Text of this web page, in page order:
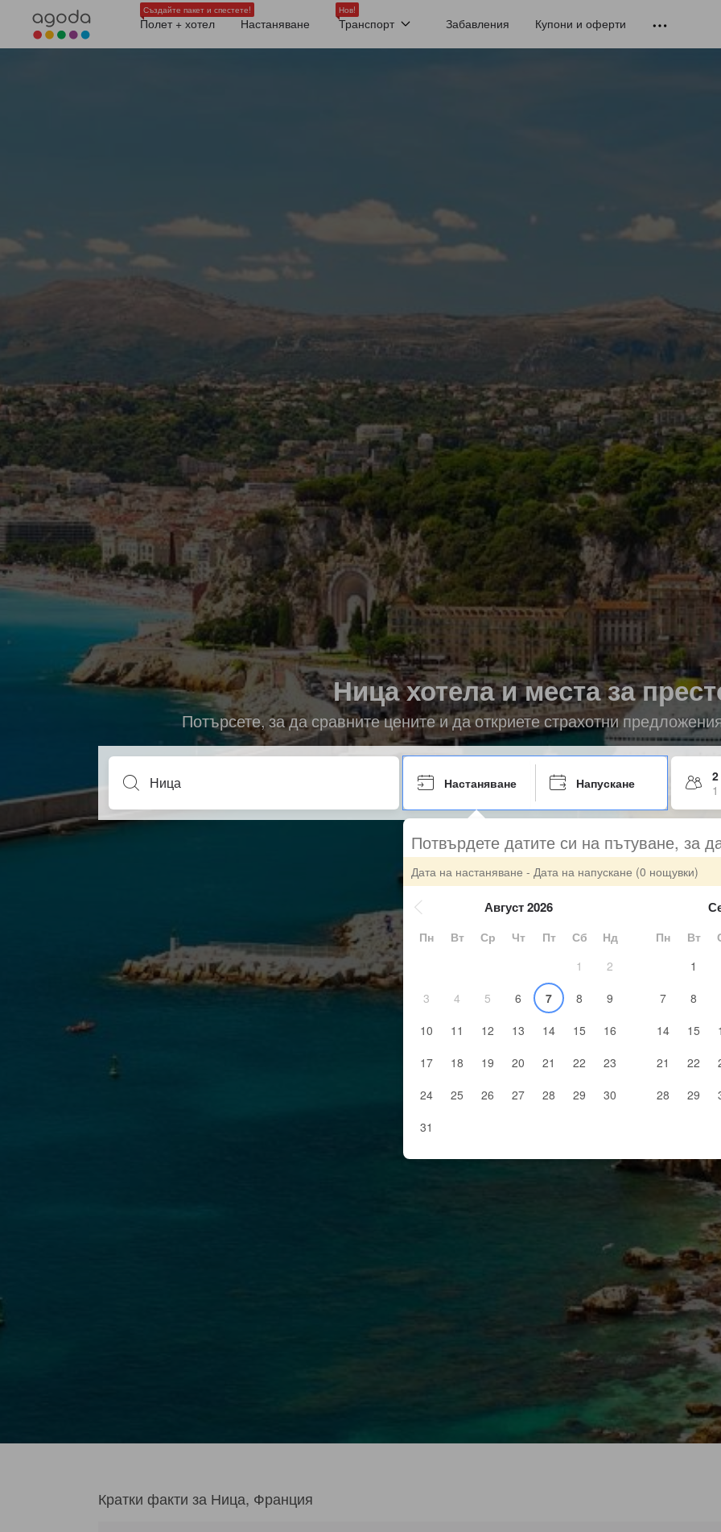
Създайте пакет и спестете!
Полет + хотел Настаняване
Нов!
Транспорт Забавления Купони и оферти
Ница хотела и места за
Потърсете, за да сравните цените и да откриете страхотни
Настаняване Напускане
Потвърдете датите си на пътуване, за
Дата на настаняване - Дата на напускане (0 нощувки)
Август 2026
Пн Вт Ср Чт Пт Сб
Нд
1
2
3
4 5 6 7 8
9
10
11 12 13 14 15
16
17
18 19 20 21 22
23
24
25 26 27 28 29
30
31
Пн Вт
1
7
8
14
15
21
22
28
29
Кратки факти за Ница, Франция